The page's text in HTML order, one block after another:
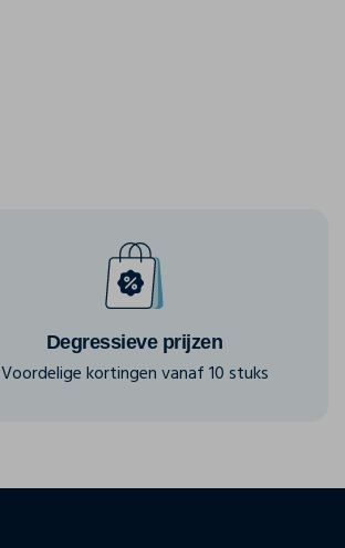
Degressieve prijzen
Voordelige kortingen vanaf 10 stuks